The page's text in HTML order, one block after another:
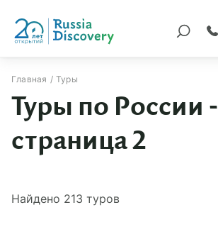
Каталог туров
По России
По миру
Главная Туры
Туры по России -
страница 2
Найдено 213 туров